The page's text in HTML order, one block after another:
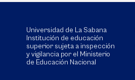
Universidad de La Sabana
Institución de educación
superior sujeta a inspección
y vigilancia por el Ministerio
de Educación Nacional